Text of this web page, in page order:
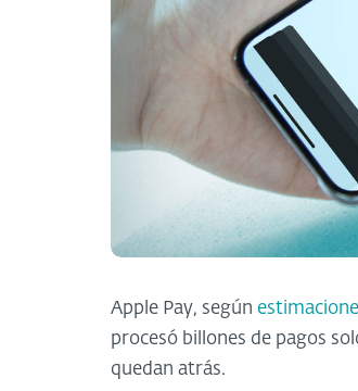
Apple Pay, según
procesó billones de pagos
quedan atrás.